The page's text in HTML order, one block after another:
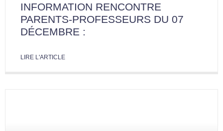
INFORMATION RENCONTRE
PARENTS-PROFESSEURS DU 07
DÉCEMBRE :
LIRE L'ARTICLE